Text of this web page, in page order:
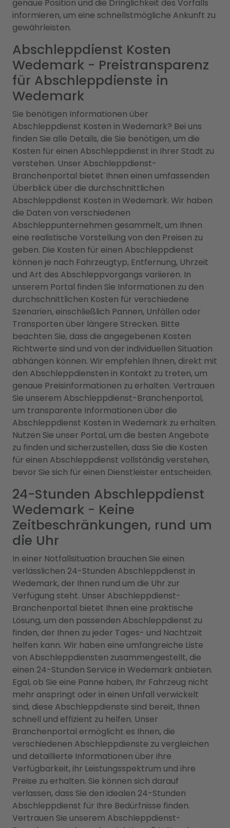
genaue Position und die Dringlichkeit des Vorfalls
informieren, um eine schnellstmögliche Ankunft zu
gewährleisten.
Abschleppdienst Kosten
Wedemark - Preistransparenz
für Abschleppdienste in
Wedemark
Sie benötigen Informationen über
Abschleppdienst Kosten in Wedemark? Bei uns
finden Sie alle Details, die Sie benötigen, um die
Kosten für einen Abschleppdienst in Ihrer Stadt zu
verstehen. Unser Abschleppdienst-
Branchenportal bietet Ihnen einen umfassenden
Überblick über die durchschnittlichen
Abschleppdienst Kosten in Wedemark. Wir haben
die Daten von verschiedenen
Abschleppunternehmen gesammelt, um Ihnen
eine realistische Vorstellung von den Preisen zu
geben. Die Kosten für einen Abschleppdienst
können je nach Fahrzeugtyp, Entfernung, Uhrzeit
und Art des Abschleppvorgangs variieren. In
unserem Portal finden Sie Informationen zu den
durchschnittlichen Kosten für verschiedene
Szenarien, einschließlich Pannen, Unfällen oder
Transporten über längere Strecken. Bitte
beachten Sie, dass die angegebenen Kosten
Richtwerte sind und von der individuellen Situation
abhängen können. Wir empfehlen Ihnen, direkt mit
den Abschleppdiensten in Kontakt zu treten, um
genaue Preisinformationen zu erhalten. Vertrauen
Sie unserem Abschleppdienst-Branchenportal,
um transparente Informationen über die
Abschleppdienst Kosten in Wedemark zu erhalten.
Nutzen Sie unser Portal, um die besten Angebote
zu finden und sicherzustellen, dass Sie die Kosten
für einen Abschleppdienst vollständig verstehen,
bevor Sie sich für einen Dienstleister entscheiden.
24-Stunden Abschleppdienst
Wedemark - Keine
Zeitbeschränkungen, rund um
die Uhr
In einer Notfallsituation brauchen Sie einen
verlässlichen 24-Stunden Abschleppdienst in
Wedemark, der Ihnen rund um die Uhr zur
Verfügung steht. Unser Abschleppdienst-
Branchenportal bietet Ihnen eine praktische
Lösung, um den passenden Abschleppdienst zu
finden, der Ihnen zu jeder Tages- und Nachtzeit
helfen kann. Wir haben eine umfangreiche Liste
von Abschleppdiensten zusammengestellt, die
einen 24-Stunden Service in Wedemark anbieten.
Egal, ob Sie eine Panne haben, Ihr Fahrzeug nicht
mehr anspringt oder in einen Unfall verwickelt
sind, diese Abschleppdienste sind bereit, Ihnen
schnell und effizient zu helfen. Unser
Branchenportal ermöglicht es Ihnen, die
verschiedenen Abschleppdienste zu vergleichen
und detaillierte Informationen über ihre
Verfügbarkeit, ihr Leistungsspektrum und ihre
Preise zu erhalten. Sie können sich darauf
verlassen, dass Sie den idealen 24-Stunden
Abschleppdienst für Ihre Bedürfnisse finden.
Vertrauen Sie unserem Abschleppdienst-